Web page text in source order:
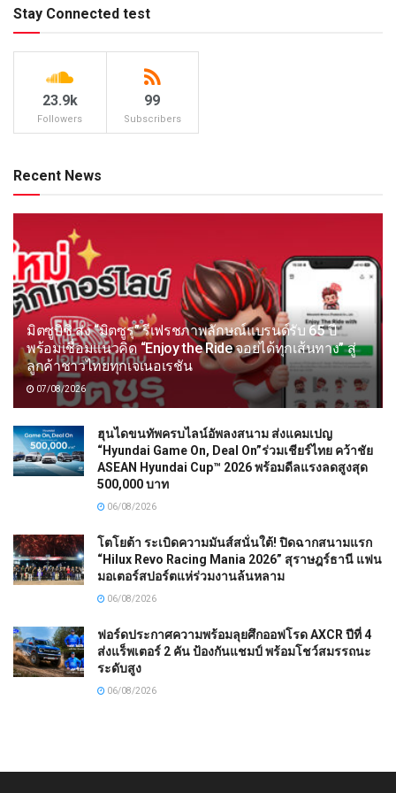
Stay Connected test
23.9k
Followers
99
Subscribers
Recent News
มิตซูบิชิ ส่ง “มิตซูรุ” รีเฟรชภาพลักษณ์แบรนด์รับ 65 ปี
พร้อมเชื่อมแนวคิด “Enjoy the Ride จอยได้ทุกเส้นทาง” สู่
ลูกค้าชาวไทยทุกเจเนอเรชัน
07/08/2026
ฮุนไดขนทัพครบไลน์อัพลงสนาม ส่งแคมเปญ
“Hyundai Game On, Deal On”ร่วมเชียร์ไทย คว้าชัย
ASEAN Hyundai Cup™ 2026 พร้อมดีลแรงลดสูงสุด
500,000 บาท
06/08/2026
โตโยต้า ระเบิดความมันส์สนั่นใต้! ปิดฉากสนามแรก
“Hilux Revo Racing Mania 2026” สุราษฎร์ธานี แฟน
มอเตอร์สปอร์ตแห่ร่วมงานล้นหลาม
06/08/2026
ฟอร์ดประกาศความพร้อมลุยศึกออฟโรด AXCR ปีที่ 4
ส่งแร็พเตอร์ 2 คัน ป้องกันแชมป์ พร้อมโชว์สมรรถนะ
ระดับสูง
06/08/2026